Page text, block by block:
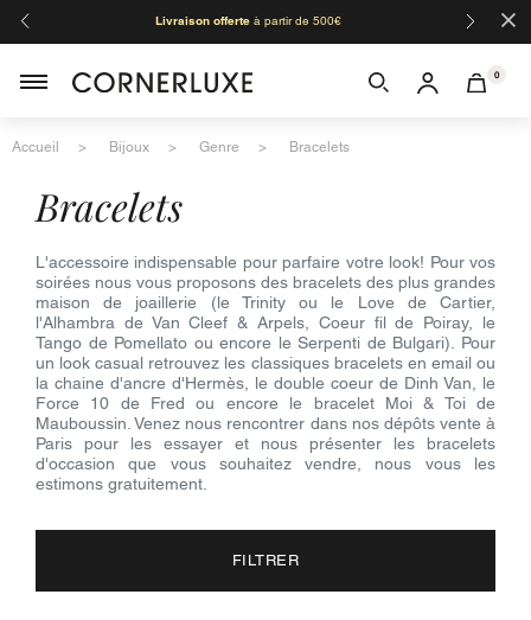
Livraison offerteà partir de 500€ ×
0
Accueil Bijoux Genre Bracelets
bracelets
L'accessoire indispensable pour parfaire votre look! Pour vos
soirées nous vous proposons des bracelets des plus grandes
maison de joaillerie (le Trinity ou le Love de Cartier,
l'Alhambra de Van Cleef & Arpels, Coeur fil de Poiray, le
Tango de Pomellato ou encore le Serpenti de Bulgari). Pour
un look casual retrouvez les classiques bracelets en email ou
la chaine d'ancre d'Hermès, le double coeur de Dinh Van, le
Force 10 de Fred ou encore le bracelet Moi & Toi de
Mauboussin. Venez nous rencontrer dans nos dépôts vente à
Paris pour les essayer et nous présenter les bracelets
d'occasion que vous souhaitez vendre, nous vous les
estimons gratuitement.
FILTRER